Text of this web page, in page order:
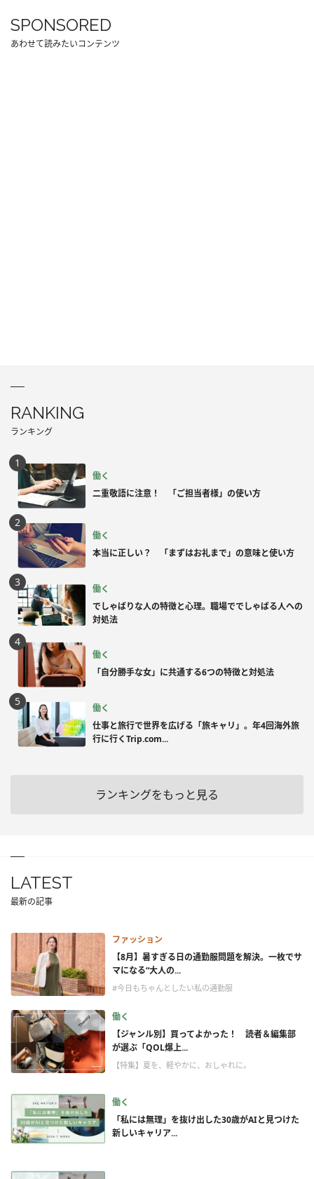
SPONSORED
あわせて読みたいコンテンツ
RANKING
ランキング
働く
二重敬語に注意！ 「ご担当者様」の使い方
働く
本当に正しい？ 「まずはお礼まで」の意味と使い方
働く
でしゃばりな人の特徴と心理。職場ででしゃばる人への
対処法
働く
「自分勝手な女」に共通する6つの特徴と対処法
働く
仕事と旅行で世界を広げる「旅キャリ」。年4回海外旅
行に行くTrip.com...
ランキングをもっと見る
LATEST
最新の記事
ファッション
【8月】暑すぎる日の通勤服問題を解決。一枚でサ
マになる“大人の...
#今日もちゃんとしたい私の通勤服
働く
【ジャンル別】買ってよかった！ 読者＆編集部
が選ぶ「QOL爆上...
【特集】夏を、軽やかに、おしゃれに。
働く
「私には無理」を抜け出した30歳がAIと見つけた
新しいキャリア...